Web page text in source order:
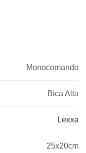
Monocomando
Bica Alta
Lexxa
25x20cm